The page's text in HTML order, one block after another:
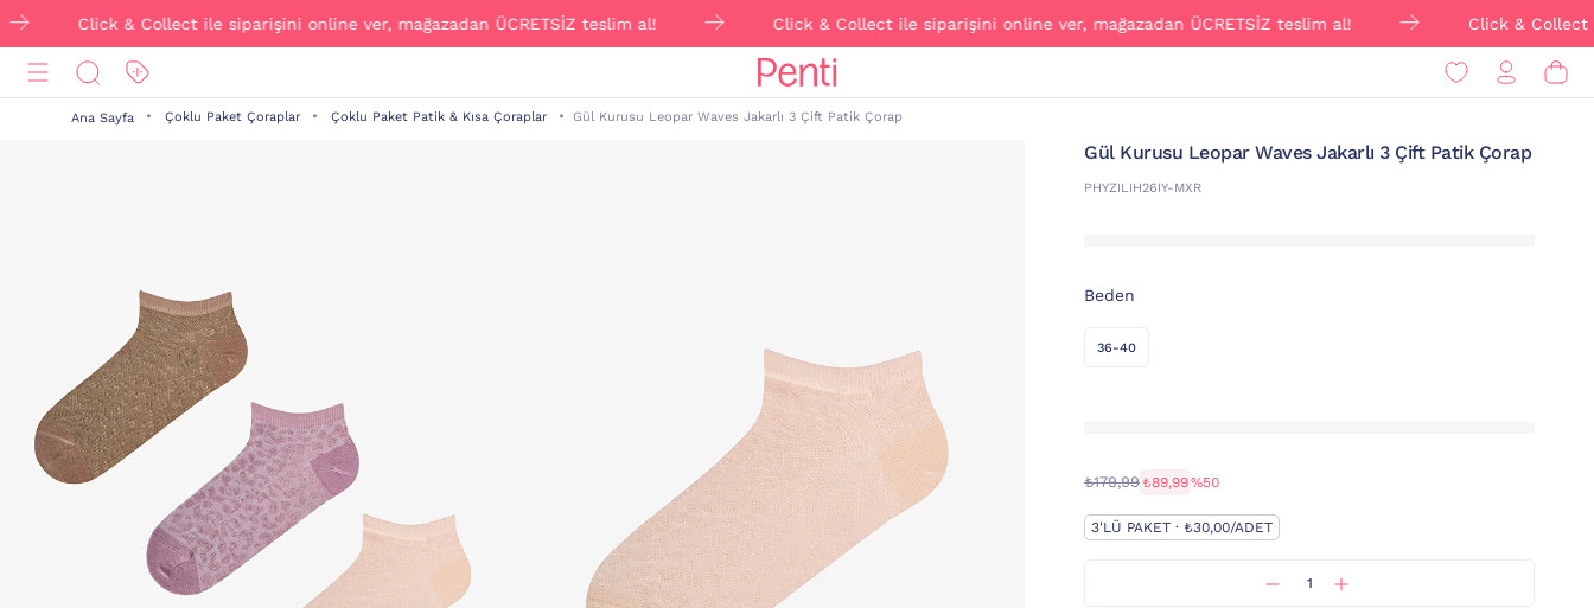
Click & Collect ile siparişini online ver, mağazadan ÜCRETSİZ teslim al! Click & Collect ile siparişini online ver, mağazadan ÜCRETSİZ teslim al! Click & Collect ile
Ana Sayfa Çoklu Paket Çoraplar Çoklu Paket Patik & Kısa Çoraplar Gül Kurusu Leopar Waves Jakarlı 3 Çift Patik Çorap
Gül Kurusu Leopar Waves Jakarlı 3 Çift Patik Çorap
PHYZILIH26IY-MXR
Beden
36-40
₺179,99 ₺89,99%50
3'LÜ PAKET · ₺30,00/ADET